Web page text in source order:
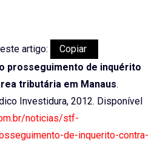
artigo:
Copiar
prosseguimento de inquérito
tributária em Manaus.
Investidura, 2012. Disponível
noticias/stf-
de-inquerito-contra-